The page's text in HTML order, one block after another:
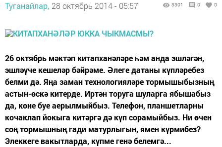
Туганайлар, 28 октябрь 2014 - 05:57 3301 0 0
26 октябрь мәктәп китапханәләре һәм анда эшләгән,
эшләүче кешеләр бәйрәме. Әлеге датаны күпләребез
белми дә. Яңа заман технологияләре тормышыбызның
астын-өскә китерде. Иртән торуга шуларга ябышабыз
да, көне буе аерылмыйбыз. Телефон, планшетларны
кочаклап йокыга китәргә дә күп сорамыйбыз. Ни өчен
соң тормышның гади матурлыгын, ямен күрмибез?
Элеккеге вакытларда, күпме генә белемгә...